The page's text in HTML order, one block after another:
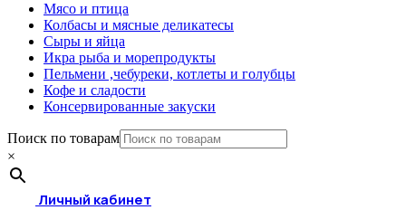
Мясо и птица
Колбасы и мясные деликатесы
Сыры и яйца
Икра рыба и морепродукты
Пельмени ,чебуреки, котлеты и голубцы
Кофе и сладости
Консервированные закуски
Поиск по товарам
×
Личный кабинет